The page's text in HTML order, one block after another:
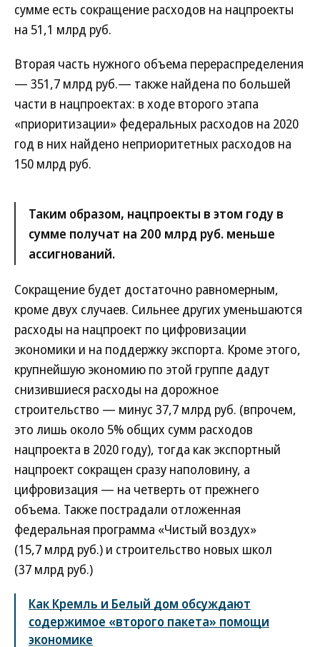
сумме есть сокращение расходов на нацпроекты
на 51,1 млрд руб.
Вторая часть нужного объема перераспределения
— 351,7 млрд руб.— также найдена по большей
части в нацпроектах: в ходе второго этапа
«приоритизации» федеральных расходов на 2020
год в них найдено неприоритетных расходов на
150 млрд руб.
Таким образом, нацпроекты в этом году в
сумме получат на 200 млрд руб. меньше
ассигнований.
Сокращение будет достаточно равномерным,
кроме двух случаев. Сильнее других уменьшаются
расходы на нацпроект по цифровизации
экономики и на поддержку экспорта. Кроме этого,
крупнейшую экономию по этой группе дадут
снизившиеся расходы на дорожное
строительство — минус 37,7 млрд руб. (впрочем,
это лишь около 5% общих сумм расходов
нацпроекта в 2020 году), тогда как экспортный
нацпроект сокращен сразу наполовину, а
цифровизация — на четверть от прежнего
объема. Также пострадали отложенная
федеральная программа «Чистый воздух»
(15,7 млрд руб.) и строительство новых школ
(37 млрд руб.)
Как Кремль и Белый дом обсуждают
содержимое «второго пакета» помощи
экономике